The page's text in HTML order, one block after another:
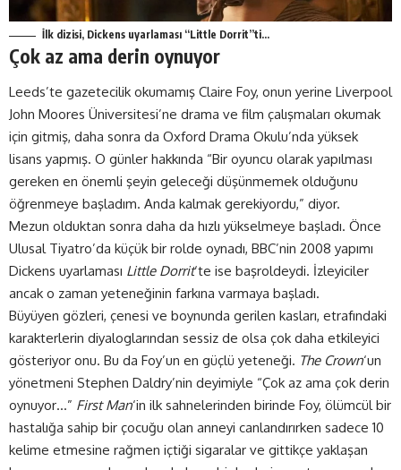
İlk dizisi, Dickens uyarlaması “Little Dorrit”ti…
Çok az ama derin oynuyor
Leeds’te gazetecilik okumamış Claire Foy, onun yerine Liverpool
John Moores Üniversitesi’ne drama ve film çalışmaları okumak
için gitmiş, daha sonra da Oxford Drama Okulu’nda yüksek
lisans yapmış. O günler hakkında “Bir oyuncu olarak yapılması
gereken en önemli şeyin geleceği düşünmemek olduğunu
öğrenmeye başladım. Anda kalmak gerekiyordu,” diyor.
Mezun olduktan sonra daha da hızlı yükselmeye başladı. Önce
Ulusal Tiyatro’da küçük bir rolde oynadı, BBC’nin 2008 yapımı
Dickens uyarlaması Little Dorrit‘te ise başroldeydi. İzleyiciler
ancak o zaman yeteneğinin farkına varmaya başladı.
Büyüyen gözleri, çenesi ve boynunda gerilen kasları, etrafındaki
karakterlerin diyaloglarından sessiz de olsa çok daha etkileyici
gösteriyor onu. Bu da Foy’un en güçlü yeteneği. The Crown‘un
yönetmeni Stephen Daldry’nin deyimiyle “Çok az ama çok derin
oynuyor…” First Man‘in ilk sahnelerinden birinde Foy, ölümcül bir
hastalığa sahip bir çocuğu olan anneyi canlandırırken sadece 10
kelime etmesine rağmen içtiği sigaralar ve gittikçe yaklaşan